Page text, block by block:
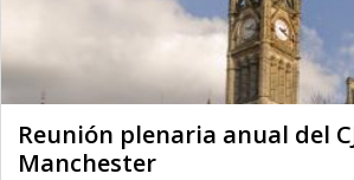
Reunión plenaria anual del
Manchester